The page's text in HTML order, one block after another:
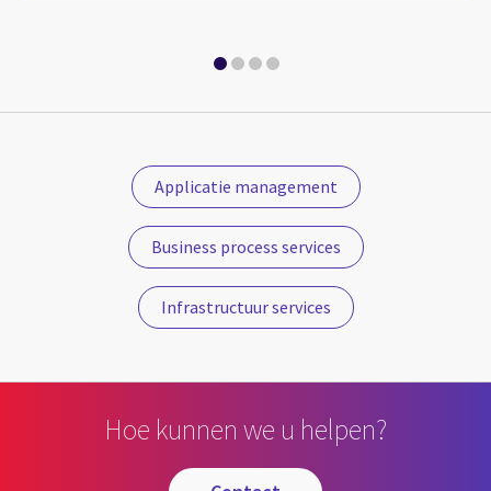
Applicatie management
Business process services
Infrastructuur services
Hoe kunnen we u helpen?